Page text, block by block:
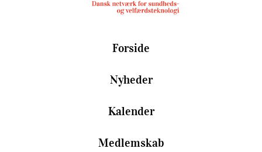
Forside
Nyheder
Kalender
Medlemskab